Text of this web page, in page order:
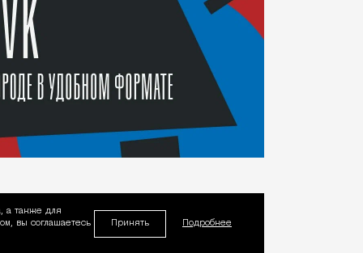
а также для
вы соглашаетесь
Принять Подробнее